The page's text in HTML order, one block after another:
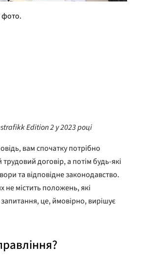
фото.
Edition 2 у 2023 році
вам спочатку потрібно
трудовий договір, а потім будь-які
та відповідне законодавство.
містить положень, які
це, ймовірно, вирішує